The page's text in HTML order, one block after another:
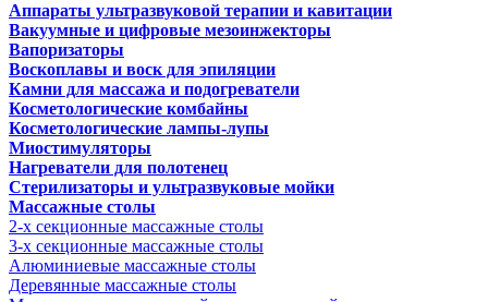
Аппараты ультразвуковой терапии и кавитации
Вакуумные и цифровые мезоинжекторы
Вапоризаторы
Воскоплавы и воск для эпиляции
Камни для массажа и подогреватели
Косметологические комбайны
Косметологические лампы-лупы
Миостимуляторы
Нагреватели для полотенец
Стерилизаторы и ультразвуковые мойки
Массажные столы
2-х секционные массажные столы
3-х секционные массажные столы
Алюминиевые массажные столы
Деревянные массажные столы